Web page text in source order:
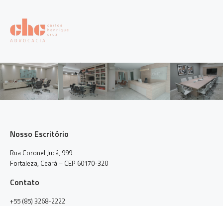
Nosso Escritório
Rua Coronel Jucá, 999
Fortaleza, Ceará – CEP 60170-320
Contato
+55 (85) 3268-2222